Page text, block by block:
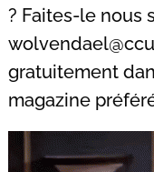
? Faites-le nous
gratuitement
magazine
Recherche
pour
: